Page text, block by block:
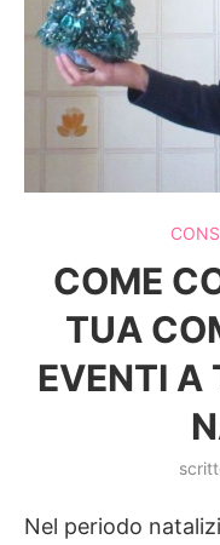
COME
TUA
EVENTI A
Nel periodo